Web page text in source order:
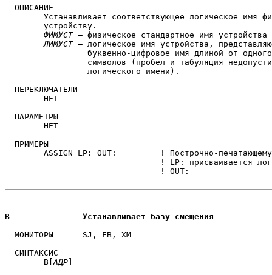
  ОПИСАНИЕ
ФИМУСТ — физическое стандартное имя устройства
ЛИМУСТ — логическое имя устройства,
  ПЕРЕКЛЮЧАТЕЛИ
  ПАРАМЕТРЫ
  ПРИМЕРЫ
! LP: присваивается
                                ! OUT:
B		Устанавливает базу смещения
  МОНИТОРЫ	SJ, FB, XM
  СИНТАКСИС
	B[
АДР